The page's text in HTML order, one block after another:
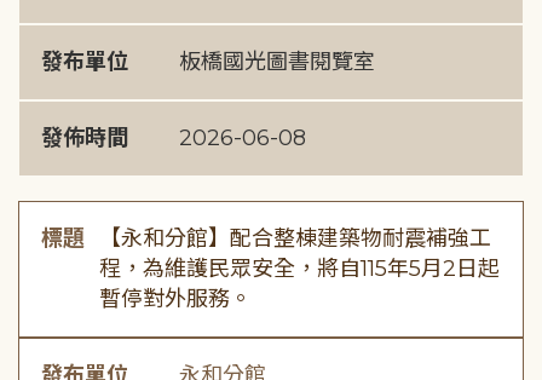
發布單位 板橋國光圖書閱覽室
發佈時間 2026-06-08
標題
【永和分館】配合整棟建築物耐震補強工
程，為維護民眾安全，將自115年5月2日起
暫停對外服務。